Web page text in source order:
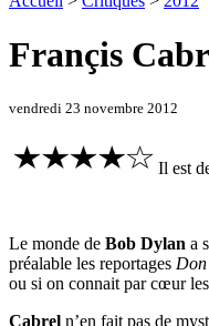
Françis
vendredi 23 novembre 2012
Il est
Le monde de Bob Dylan a
préalable les reportages
ou si on connait par cœur
Cabrel n’en fait pas de